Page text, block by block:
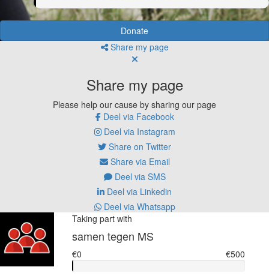
Donate
Share my page
Share my page
Please help our cause by sharing our page
Deel via Facebook
Deel via Instagram
Share on Twitter
Share via Email
Deel via SMS
Deel via Linkedin
Deel via Whatsapp
Taking part with
samen tegen MS
€0 €500